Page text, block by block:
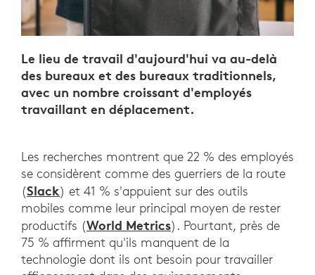
Le lieu de travail d'aujourd'hui va au-delà
des bureaux et des bureaux traditionnels,
avec un nombre croissant d'employés
travaillant en déplacement.
Les recherches montrent que 22 % des employés
se considèrent comme des guerriers de la route
(Slack) et 41 % s'appuient sur des outils
mobiles comme leur principal moyen de rester
productifs (World Metrics). Pourtant, près de
75 % affirment qu'ils manquent de la
technologie dont ils ont besoin pour travailler